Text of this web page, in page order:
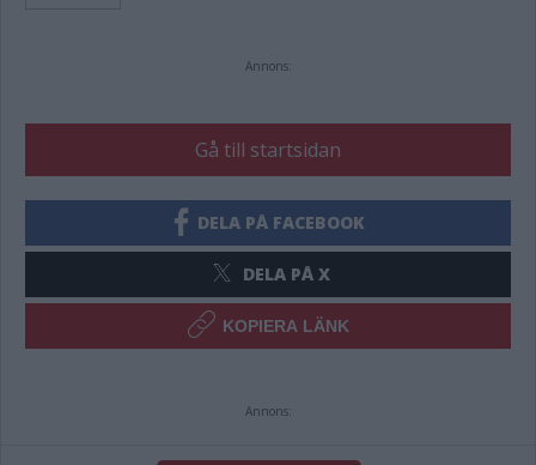
Annons:
Gå till startsidan
DELA PÅ FACEBOOK
DELA PÅ X
KOPIERA LÄNK
Annons: